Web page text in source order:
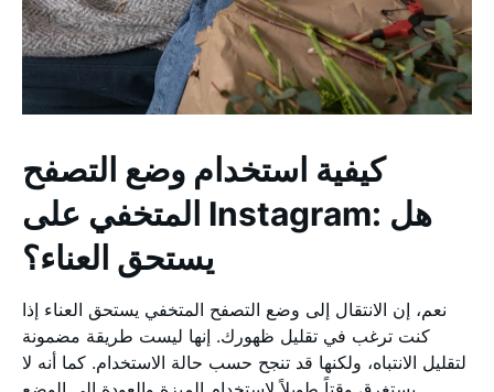
كيفية استخدام وضع التصفح
المتخفي على Instagram: هل
يستحق العناء؟
نعم، إن الانتقال إلى وضع التصفح المتخفي يستحق العناء إذا
كنت ترغب في تقليل ظهورك. إنها ليست طريقة مضمونة
لتقليل الانتباه، ولكنها قد تنجح حسب حالة الاستخدام. كما أنه لا